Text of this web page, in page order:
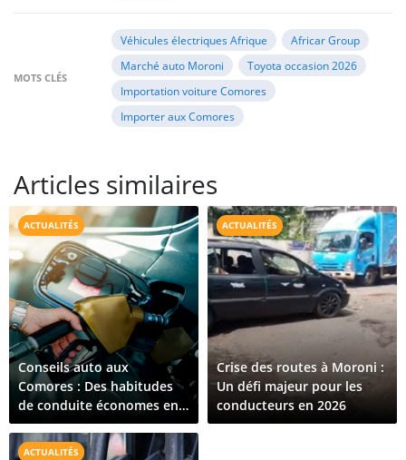
MOTS CLÉS
Véhicules électriques Afrique
Africar Group
Marché auto Moroni
Toyota occasion 2026
Importation voiture Comores
Importer aux Comores
Articles similaires
ACTUALITÉS
Conseils auto aux
Comores : Des habitudes
de conduite économes en
carburant qui fonctionnent
vraiment
ACTUALITÉS
Crise des routes à Moroni :
Un défi majeur pour les
conducteurs en 2026
ACTUALITÉS